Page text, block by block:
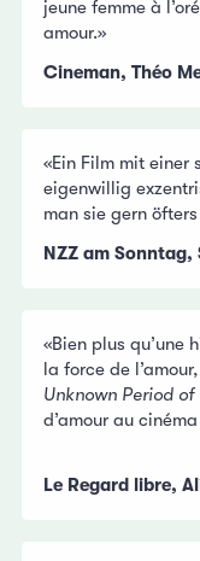
jeune femme à
amour.»
Cineman, Théo
«Ein Film mit einer
eigenwillig
man sie gern
NZZ am Sonntag,
«Bien plus qu’une
la force de l’amour,
Unknown Period of
d’amour au
Le Regard libre,